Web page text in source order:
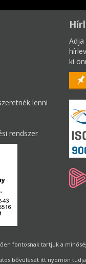
lenni
rendszer
Adja
ki
fontosnak tartjuk a
bővülését itt nyomon